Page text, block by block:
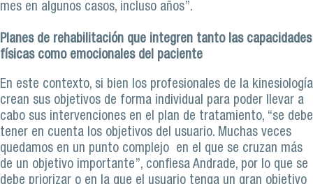
mes en algunos casos, incluso años”.
Planes de rehabilitación que integren tanto las capacidades
físicas como emocionales del paciente
En este contexto, si bien los profesionales de la kinesiología
crean sus objetivos de forma individual para poder llevar a
cabo sus intervenciones en el plan de tratamiento, “se debe
tener en cuenta los objetivos del usuario. Muchas veces
quedamos en un punto complejo en el que se cruzan más
de un objetivo importante”, confiesa Andrade, por lo que se
debe priorizar o en la que el usuario tenga un gran objetivo